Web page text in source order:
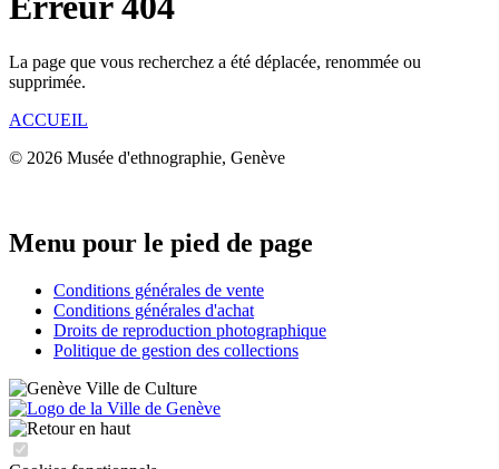
La page que vous recherchez a été déplacée, renommée ou
supprimée.
ACCUEIL
© 2026 Musée d'ethnographie, Genève
Menu pour le pied de page
Conditions générales de vente
Conditions générales d'achat
Droits de reproduction photographique
Politique de gestion des collections